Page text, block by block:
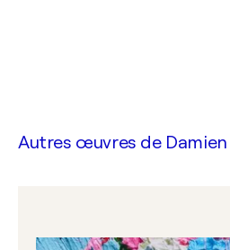
Autres œuvres de